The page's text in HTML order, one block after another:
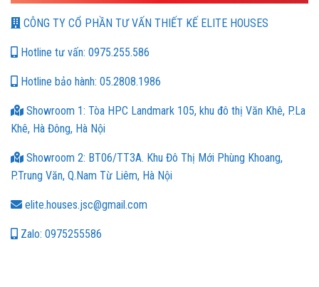
CÔNG TY CỔ PHẦN TƯ VẤN THIẾT KẾ ELITE HOUSES
Hotline tư vấn: 0975.255.586
Hotline bảo hành: 05.2808.1986
Showroom 1: Tòa HPC Landmark 105, khu đô thị Văn Khê, P.La
Khê, Hà Đông, Hà Nội
Showroom 2: BT06/TT3A. Khu Đô Thị Mới Phùng Khoang,
P.Trung Văn, Q.Nam Từ Liêm, Hà Nội
elite.houses.jsc@gmail.com
Zalo: 0975255586